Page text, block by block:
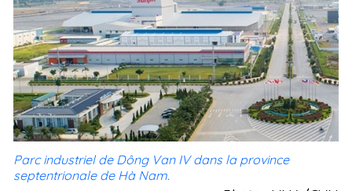
Parc industriel de Dông Van IV dans la province
septentrionale de Hà Nam.